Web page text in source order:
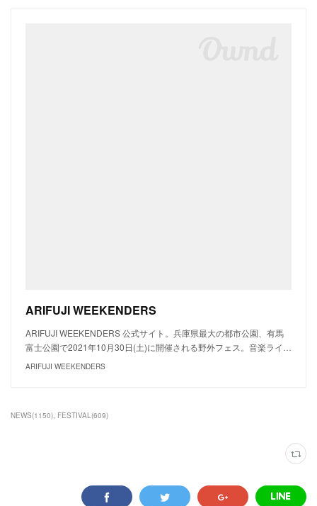
ARIFUJI WEEKENDERS
ARIFUJI WEEKENDERS 公式サイト。兵庫県最大の都市公園、有馬
富士公園で2021年10月30日(土)に開催される野外フェス。音楽ライ…
ARIFUJI WEEKENDERS
NEWS(1150) FESTIVAL(609)